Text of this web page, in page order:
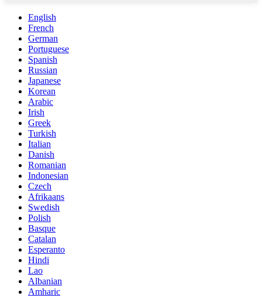
English
French
German
Portuguese
Spanish
Russian
Japanese
Korean
Arabic
Irish
Greek
Turkish
Italian
Danish
Romanian
Indonesian
Czech
Afrikaans
Swedish
Polish
Basque
Catalan
Esperanto
Hindi
Lao
Albanian
Amharic